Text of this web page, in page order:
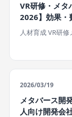
VR研修・メタ
2026】効果・
人材育成 VR研
2026/03/19
メタバース開
人向け開発会